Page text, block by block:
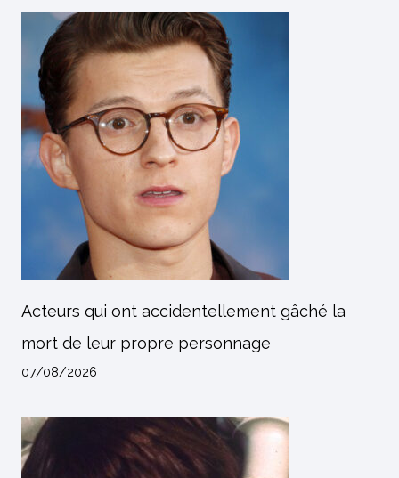
Acteurs qui ont accidentellement gâché la
mort de leur propre personnage
07/08/2026